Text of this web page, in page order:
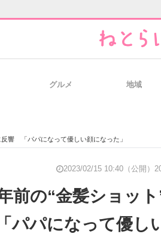
品の総合サイト IT製品の技術・比較
グルメ 地域
響 「パパになって優しい顔になった」
2023/02/15 10:40（公開）
前の“金髪ショッ
パになって優し